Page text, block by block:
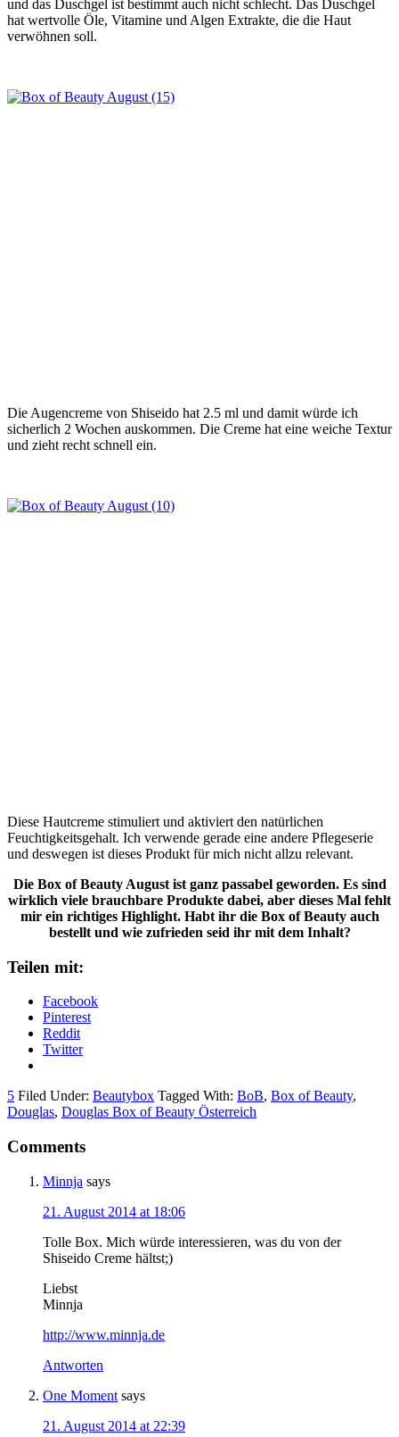
und das Duschgel ist bestimmt auch nicht schlecht. Das Duschgel
hat wertvolle Öle, Vitamine und Algen Extrakte, die die Haut
verwöhnen soll.
Die Augencreme von Shiseido hat 2.5 ml und damit würde ich
sicherlich 2 Wochen auskommen. Die Creme hat eine weiche Textur
und zieht recht schnell ein.
Diese Hautcreme stimuliert und aktiviert den natürlichen
Feuchtigkeitsgehalt. Ich verwende gerade eine andere Pflegeserie
und deswegen ist dieses Produkt für mich nicht allzu relevant.
Die Box of Beauty August ist ganz passabel geworden. Es sind
wirklich viele brauchbare Produkte dabei, aber dieses Mal fehlt
mir ein richtiges Highlight. Habt ihr die Box of Beauty auch
bestellt und wie zufrieden seid ihr mit dem Inhalt?
Teilen mit:
Facebook
Pinterest
Reddit
Twitter
5 Filed Under: Beautybox Tagged With: BoB, Box of Beauty,
Douglas, Douglas Box of Beauty Österreich
Comments
Minnja says
21. August 2014 at 18:06
Tolle Box. Mich würde interessieren, was du von der
Shiseido Creme hältst;)
Liebst
Minnja
http://www.minnja.de
Antworten
One Moment says
21. August 2014 at 22:39